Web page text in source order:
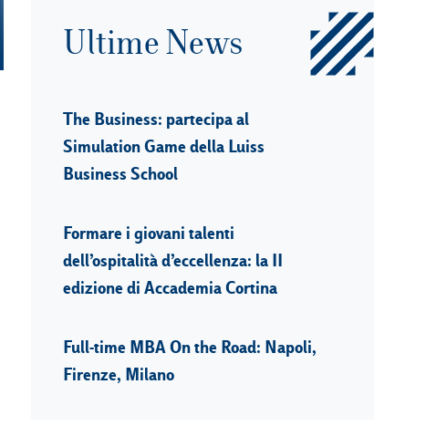
Ultime News
The Business: partecipa al
Simulation Game della Luiss
Business School
Formare i giovani talenti
dell’ospitalità d’eccellenza: la II
edizione di Accademia Cortina
Full-time MBA On the Road: Napoli,
Firenze, Milano